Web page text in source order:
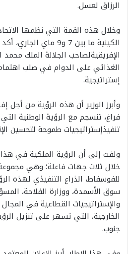
الرزاق لعسل.
وخلال هذه القمة التي نظمها
الكينية ما بين و9 ماي الجاري، أكد
الإفريقيةلصاحب الجلالة الملك محمد
الغذائي على الدوام في صلب
إستراتيجية.
وأبرز الوزير أن هذه الرؤية من أجل
فراغ، تنسجم مع الرؤية الوطنية التي
تنفيذإستراتيجيات طموحة لتحسين
ولفت إلى أن الرؤية الملكية في هذا
خلال ثلاث جهات فاعلة؛ وهي
للفوسفاط، الذراع التنفيذي لهذه
سوق الأسمدة، ووزارة الفلاحة،
والإستراتيجيات القطاعية في المجال
الخارجية، التي تسهر على تنزيل
جنوب.